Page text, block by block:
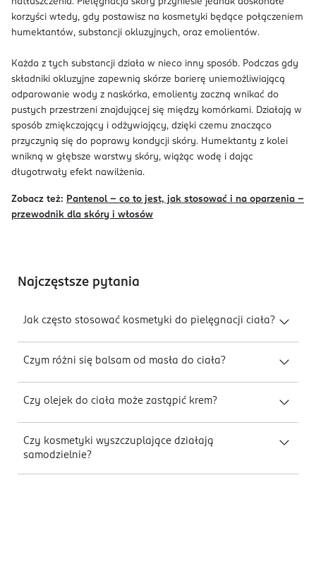
korzyści wtedy, gdy postawisz na kosmetyki będące połączeniem
humektantów, substancji okluzyjnych, oraz emolientów.
Każda z tych substancji działa w nieco inny sposób. Podczas gdy
składniki okluzyjne zapewnią skórze barierę uniemożliwiającą
odparowanie wody z naskórka, emolienty zaczną wnikać do
pustych przestrzeni znajdującej się między komórkami. Działają w
sposób zmiękczający i odżywiający, dzięki czemu znacząco
przyczynią się do poprawy kondycji skóry. Humektanty z kolei
wnikną w głębsze warstwy skóry, wiążąc wodę i dając
długotrwały efekt nawilżenia.
Zobacz też: Pantenol – co to jest, jak stosować i na oparzenia –
przewodnik dla skóry i włosów
Najczęstsze pytania
Jak często stosować kosmetyki do pielęgnacji ciała?
Czym różni się balsam od masła do ciała?
Czy olejek do ciała może zastąpić krem?
Czy kosmetyki wyszczuplające działają
samodzielnie?